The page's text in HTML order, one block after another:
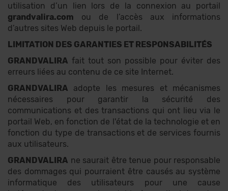
utilisation d’un lien lors de la connexion au portail
grandvalira.com ou de l’accès aux informations
d’autres sites Web depuis le portail.
LIMITATION DES GARANTIES ET RESPONSABILITÉS
GRANDVALIRA fait tout son possible pour éviter des
erreurs liées au contenu de ce site Internet.
GRANDVALIRA adopte les mesures et mécanismes
nécessaires pour garantir la sécurité des
communications et des transactions qui ont lieu via le
portail Web, en fonction de l'état de la technologie et en
fonction du type de transactions et de services fournis
aux utilisateurs.
GRANDVALIRA ne saurait être tenue pour responsable
des dommages qui pourraient être causés au système
informatique des utilisateurs pour une cause